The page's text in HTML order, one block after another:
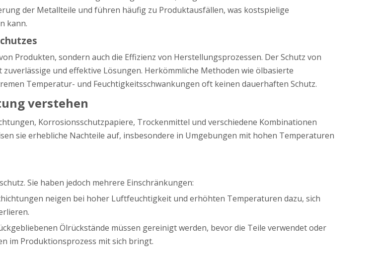
der Metallteile und führen häufig zu Produktausfällen, was kostspielige
kann.
Produkten, sondern auch die Effizienz von Herstellungsprozessen. Der Schutz von
und effektive Lösungen. Herkömmliche Methoden wie ölbasierte
Temperatur- und Feuchtigkeitsschwankungen oft keinen dauerhaften Schutz.
verstehen
Korrosionsschutzpapiere, Trockenmittel und verschiedene Kombinationen
sie erhebliche Nachteile auf, insbesondere in Umgebungen mit hohen Temperaturen
Sie haben jedoch mehrere Einschränkungen:
neigen bei hoher Luftfeuchtigkeit und erhöhten Temperaturen dazu, sich
Ölrückstände müssen gereinigt werden, bevor die Teile verwendet oder
im Produktionsprozess mit sich bringt.